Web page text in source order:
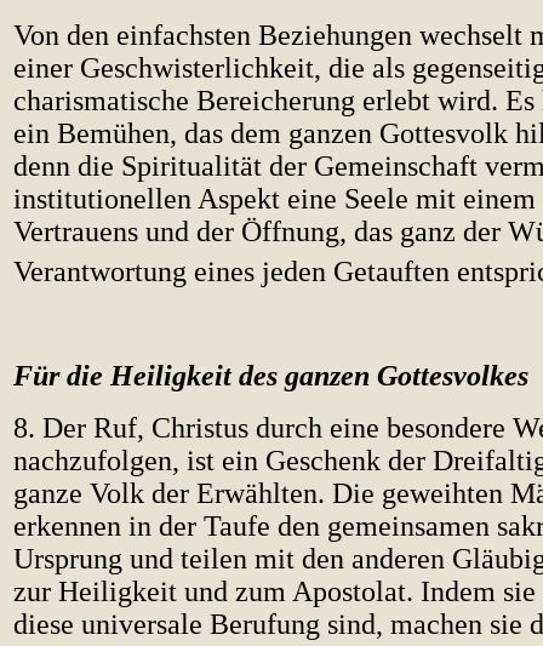
Von den einfachsten Beziehungen wechselt
einer Geschwisterlichkeit, die als
charismatische Bereicherung erlebt wird.
ein Bemühen, das dem ganzen Gottesvolk
denn die Spiritualität der Gemeinschaft
institutionellen Aspekt eine Seele mit einem
Vertrauens und der Öffnung, das ganz der
Verantwortung eines jeden Getauften
Für die Heiligkeit des ganzen Gottesvolkes
8. Der Ruf, Christus durch eine besondere
nachzufolgen, ist ein Geschenk der
ganze Volk der Erwählten. Die geweihten
erkennen in der Taufe den gemeinsamen
Ursprung und teilen mit den anderen
zur Heiligkeit und zum Apostolat. Indem
diese universale Berufung sind, machen sie